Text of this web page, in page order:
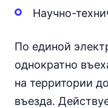
Научно-
По единой
однократно
на территории
въезда.